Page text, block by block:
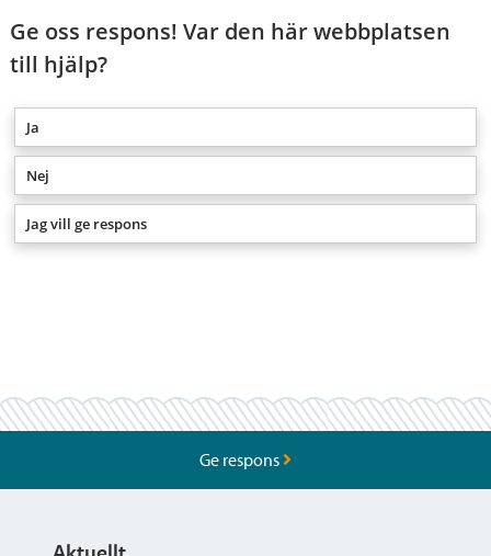
Ge oss respons! Var den här webbplatsen
till hjälp?
Ja
Nej
Jag vill ge respons
Ge respons